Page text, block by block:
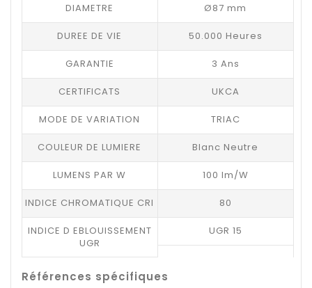
DIAMETRE Ø87 mm
DUREE DE VIE 50.000 Heures
GARANTIE 3 Ans
CERTIFICATS UKCA
MODE DE VARIATION TRIAC
COULEUR DE LUMIERE Blanc Neutre
LUMENS PAR W 100 lm/W
INDICE CHROMATIQUE CRI 80
INDICE D EBLOUISSEMENT
UGR
UGR 15
Références spécifiques